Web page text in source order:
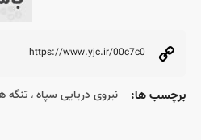
برچسب ها: نیروی دریایی سپاه ، تنگه